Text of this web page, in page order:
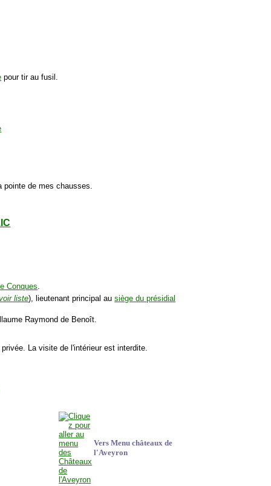
pour tir au fusil.
pointe de mes chausses.
Conques.
liste), lieutenant principal ausiège du présidial
Raymond de Benoît.
La visite de l'intérieur est interdite.
Vers Menu châteaux de
l'Aveyron